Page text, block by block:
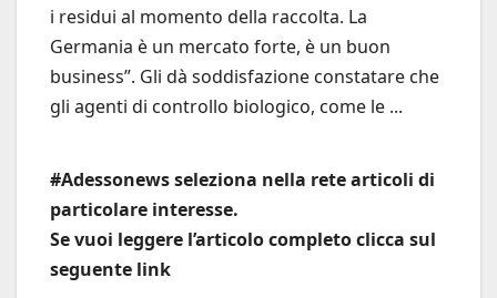
i residui al momento della raccolta. La
Germania è un mercato forte, è un buon
business”. Gli dà soddisfazione constatare che
gli agenti di controllo biologico, come le ...
#Adessonews seleziona nella rete articoli di
particolare interesse.
Se vuoi leggere l’articolo completo clicca sul
seguente link